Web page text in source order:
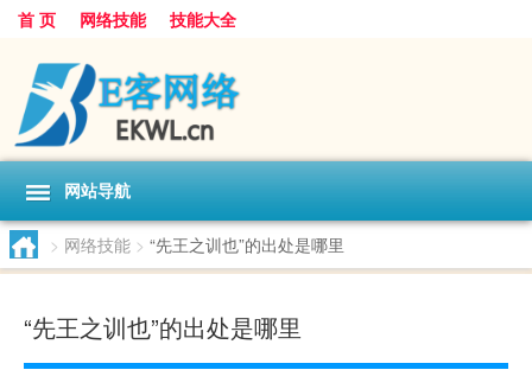
首 页 网络技能 技能大全
网站导航
> 网络技能 > “先王之训也”的出处是哪里
“先王之训也”的出处是哪里